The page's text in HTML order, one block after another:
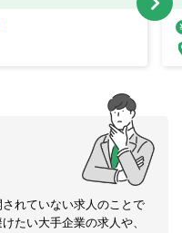
れていない求人のことで
たい大手企業の求人や、